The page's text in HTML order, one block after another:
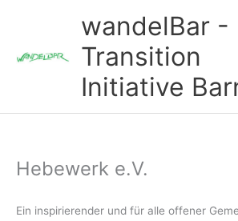
wandelBar -
Transition
Initiative
Hebewerk e.V.
Ein inspirierender und für alle offener